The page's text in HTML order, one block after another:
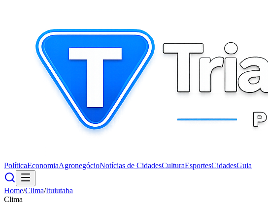
PolíticaEconomiaAgronegócioNotícias de CidadesCulturaEsportesCidadesGuia
Home/Clima/Ituiutaba
Clima